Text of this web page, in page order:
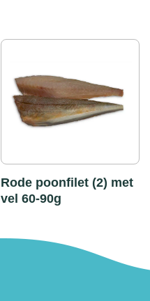
Rode poonfilet (2) met
vel 60-90g